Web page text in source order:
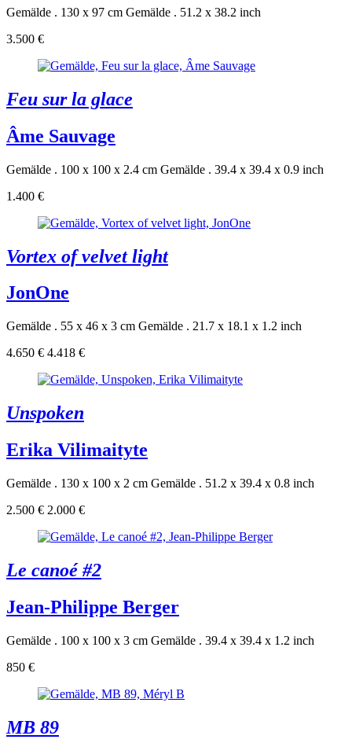
Gemälde . 130 x 97 cm Gemälde . 51.2 x 38.2 inch
3.500 €
Feu sur la glace
Âme Sauvage
Gemälde . 100 x 100 x 2.4 cm Gemälde . 39.4 x 39.4 x 0.9 inch
1.400 €
Vortex of velvet light
JonOne
Gemälde . 55 x 46 x 3 cm Gemälde . 21.7 x 18.1 x 1.2 inch
4.650 € 4.418 €
Unspoken
Erika Vilimaityte
Gemälde . 130 x 100 x 2 cm Gemälde . 51.2 x 39.4 x 0.8 inch
2.500 € 2.000 €
Le canoé #2
Jean-Philippe Berger
Gemälde . 100 x 100 x 3 cm Gemälde . 39.4 x 39.4 x 1.2 inch
850 €
MB 89